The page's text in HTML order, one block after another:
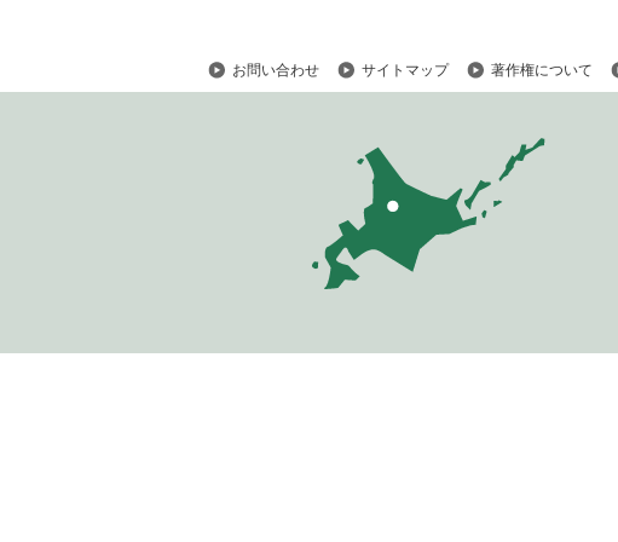
お問い合わせ サイトマップ 著作権について